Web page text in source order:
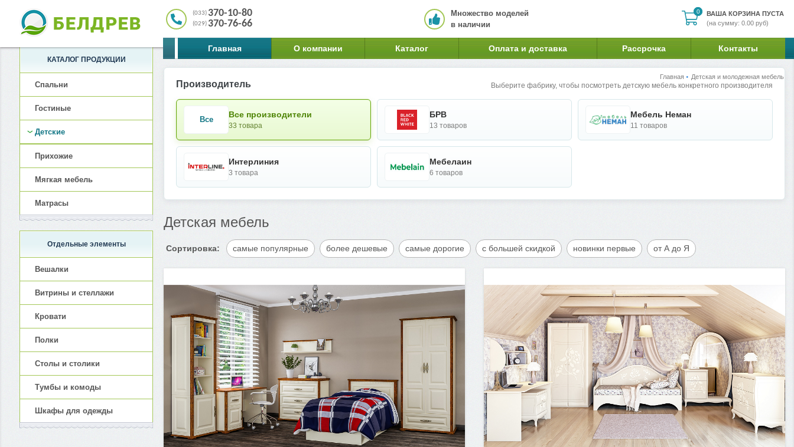
0
0
ВАША КОРЗИНА ПУСТА
(на сумму: 0.00 руб)
(033) 370-10-80
(029) 370-76-66
Множество моделей
в наличии
Главная О компании Каталог Оплата и доставка Рассрочка Контакты
Главная Детская и молодежная мебель
Производитель Выберите фабрику, чтобы посмотреть детскую мебель конкретного производителя
Все
Все производители
33 товара
БРВ
13 товаров
Мебель Неман
11 товаров
Интерлиния
3 товара
Мебелаин
6 товаров
Детская мебель
Сортировка: самые популярные более дешевые самые дорогие с большей скидкой новинки первые от А до Я
КАТАЛОГ ПРОДУКЦИИ
Спальни
Гостиные
Детские
Прихожие
Мягкая мебель
Матрасы
Отдельные элементы
Вешалки
Витрины и стеллажи
Кровати
Полки
Столы и столики
Тумбы и комоды
Шкафы для одежды